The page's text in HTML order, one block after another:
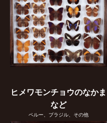
ヒメワモンチョウのなかま
など
ペルー、ブラジル、その他